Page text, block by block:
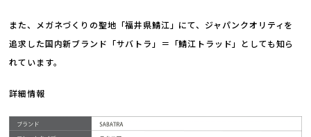
また、メガネづくりの聖地「福井県鯖江」にて、ジャパンクオリティを
追求した国内新ブランド「サバトラ」＝「鯖江トラッド」としても知ら
れています。
詳細情報